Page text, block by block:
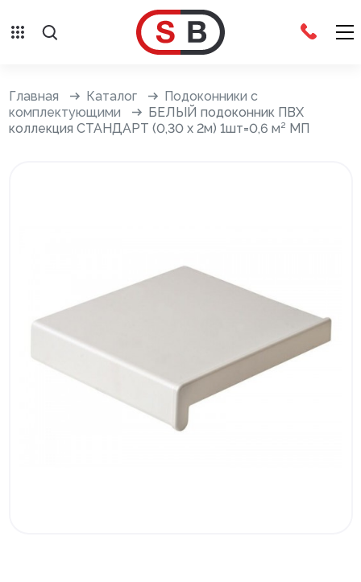
Сайдинг с фурнитурой
Террасная доска
Внутренняя отделка
Главная Каталог
Подоконники с
комплектующими
БЕЛЫЙ подоконник ПВХ
коллекция СТАНДАРТ (0,30 х 2м) 1шт=0,6 м² МП